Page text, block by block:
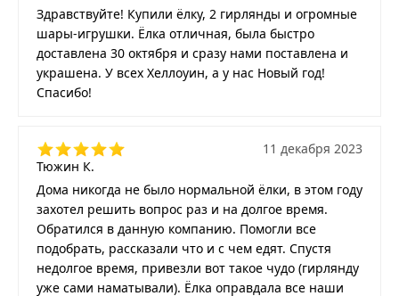
Здравствуйте! Купили ёлку, 2 гирлянды и огромные
шары-игрушки. Ёлка отличная, была быстро
доставлена 30 октября и сразу нами поставлена и
украшена. У всех Хеллоуин, а у нас Новый год!
Спасибо!
Тюжин К.
11 декабря 2023
Дома никогда не было нормальной ёлки, в этом году
захотел решить вопрос раз и на долгое время.
Обратился в данную компанию. Помогли все
подобрать, рассказали что и с чем едят. Спустя
недолгое время, привезли вот такое чудо (гирлянду
уже сами наматывали). Ёлка оправдала все наши